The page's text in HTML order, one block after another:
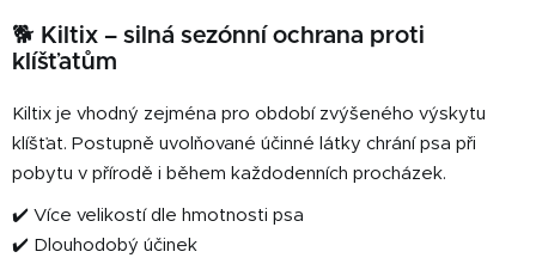
🐕 Kiltix – silná sezónní ochrana proti
klíšťatům
Kiltix je vhodný zejména pro období zvýšeného výskytu
klíšťat. Postupně uvolňované účinné látky chrání psa při
pobytu v přírodě i během každodenních procházek.
✔️ Více velikostí dle hmotnosti psa
✔️ Dlouhodobý účinek